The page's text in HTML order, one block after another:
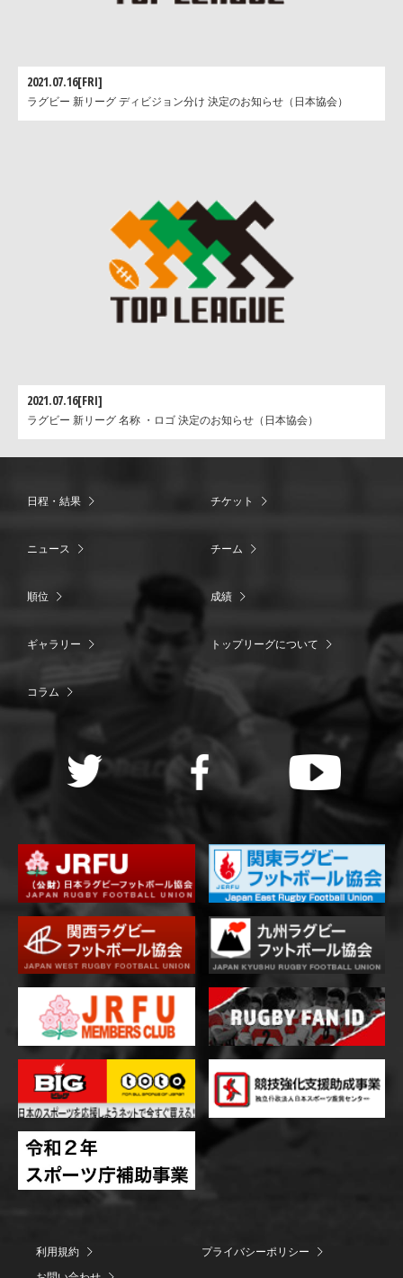
2021.07.16[FRI]
ラグビー 新リーグ ディビジョン分け 決定のお知らせ（日本協会）
2021.07.16[FRI]
ラグビー 新リーグ 名称 ・ロゴ 決定のお知らせ（日本協会）
日程・結果 チケット
ニュース チーム
順位 成績
ギャラリー トップリーグについて
コラム
利用規約
プライバシーポリシー